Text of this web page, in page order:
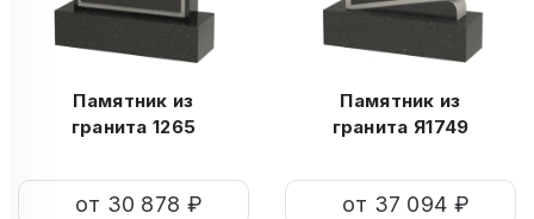
Памятник из
гранита 1265
от 30 878 ₽
Памятник из
гранита Я1749
от 37 094 ₽